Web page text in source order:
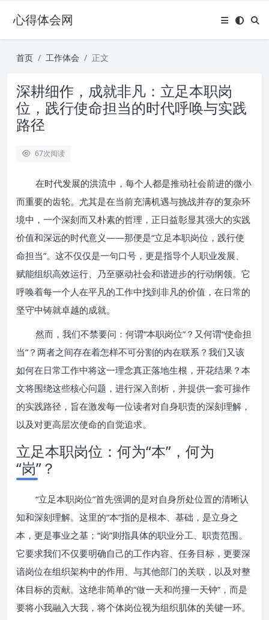
心得体会网
首页 工作体会 正文
深耕细作，成就非凡：立足本职岗
位，践行使命担当的时代呼唤与实践
路径
67次阅读
在时代发展的洪流中，每个人都是推动社会前进的微小
而重要的齿轮。尤其是在当前充满机遇与挑战并存的复杂环
境中，一个深刻而又朴素的哲理，正日益彰显其强大的实践
价值和深远的时代意义——那便是“立足本职岗位，践行使
命担当”。这不仅仅是一句口号，更是指导个人职业发展、
赋能组织高效运行、乃至驱动社会和谐进步的行动纲领。它
呼唤着每一个人在平凡的工作中找到非凡的价值，在日常的
坚守中铸就卓越的成就。
然而，我们不禁要问：何谓“本职岗位”？又何谓“使命担
当”？两者之间存在着怎样不可分割的内在联系？我们又该
如何在日常工作中将这一理念真正落地生根，开花结果？本
文将围绕这些核心问题，进行深入剖析，并提供一套可操作
的实践路径，旨在激发每一位读者对自身职责的深刻理解，
以及对更高层次使命的自觉追求。
立足本职岗位：何为“本”，何为
“岗”？
“立足本职岗位”首先强调的是对自身所处位置的清晰认
知和深刻理解。这里的“本”指的是根本、基础，是立身之
本，更是事业之基；“岗”则指具体的职业分工、职责范围。
它要求我们不仅要明确自己的工作内容、任务目标，更要深
谙岗位在组织架构中的作用、与其他部门的关联，以及对整
体目标的贡献。这绝非简单的“做一天和尚撞一天钟”，而是
要将小我融入大我，将个体岗位视为组织肌体的关键一环。